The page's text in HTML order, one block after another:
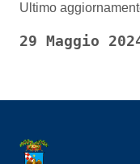
Ultimo
29 Maggio